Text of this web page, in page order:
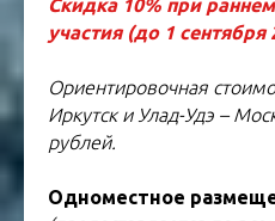
Скидка 10% при
участия (до 1 сентября
Ориентировочная
Иркутск и Улад-Удэ –
рублей.
Одноместное